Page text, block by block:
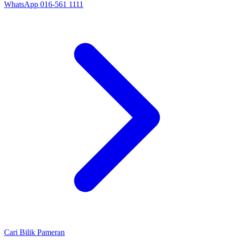
WhatsApp 016-561 1111
Cari Bilik Pameran